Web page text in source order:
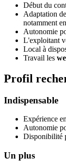
Début du
Adaptation
notamment
Autonomie
L'exploitant
Local à
Travail les
Profil
Indispensable
Expérience
Autonomie
Disponibilité
Un plus